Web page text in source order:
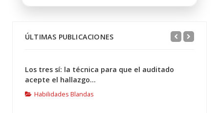
ÚLTIMAS PUBLICACIONES
Los tres sí: la técnica para que el auditado
acepte el hallazgo...
Habilidades Blandas